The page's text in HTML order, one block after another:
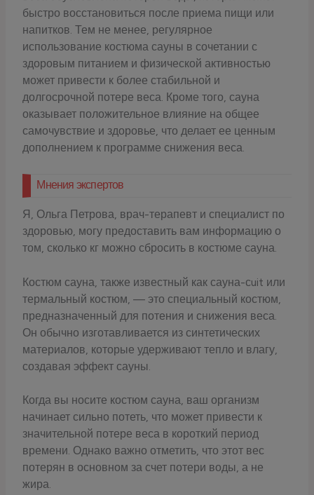
быстро восстановиться после приема пищи или
напитков. Тем не менее, регулярное
использование костюма сауны в сочетании с
здоровым питанием и физической активностью
может привести к более стабильной и
долгосрочной потере веса. Кроме того, сауна
оказывает положительное влияние на общее
самочувствие и здоровье, что делает ее ценным
дополнением к программе снижения веса.
Мнения экспертов
Я, Ольга Петрова, врач-терапевт и специалист по
здоровью, могу предоставить вам информацию о
том, сколько кг можно сбросить в костюме сауна.
Костюм сауна, также известный как сауна-сuit или
термальный костюм, — это специальный костюм,
предназначенный для потения и снижения веса.
Он обычно изготавливается из синтетических
материалов, которые удерживают тепло и влагу,
создавая эффект сауны.
Когда вы носите костюм сауна, ваш организм
начинает сильно потеть, что может привести к
значительной потере веса в короткий период
времени. Однако важно отметить, что этот вес
потерян в основном за счет потери воды, а не
жира.